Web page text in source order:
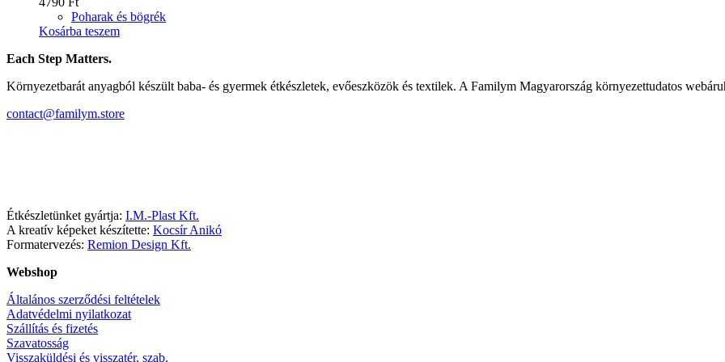
Poharak és bögrék
Kosárba teszem
Each Step Matters.
Környezetbarát anyagból készült baba- és gyermek étkészletek, evőeszközök és textilek. A Familym Magyarország környezettudatos
contact@familym.store
Étkészletünket gyártja: I.M.-Plast Kft.
A kreatív képeket készítette: Kocsír Anikó
Formatervezés: Remion Design Kft.
Webshop
Általános szerződési feltételek
Adatvédelmi nyilatkozat
Szállítás és fizetés
Szavatosság
Visszaküldési és visszatér. szab.